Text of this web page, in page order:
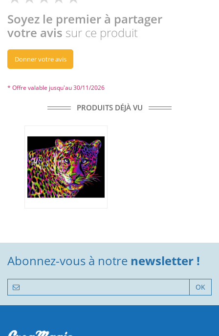
Soyez le premier à partager
votre avis sur ce produit
Donner votre avis
* Offre valable jusqu'au 30/11/2026
PRODUITS DÉJÀ VU
Abonnez-vous à notre newsletter !
OK